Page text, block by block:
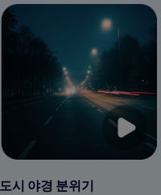
도시 야경 분위기